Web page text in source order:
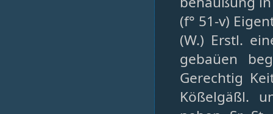
(f° 51-v)
(W.) Erstl.
gebaüen
Gerechtig
Kößelgäßl.